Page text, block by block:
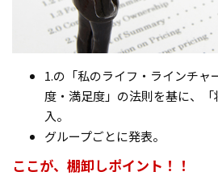
1.の「私のライフ・ラインチャ
度・満足度」の法則を基に、
入。
グループごとに発表。
ここが、棚卸しポイント！！